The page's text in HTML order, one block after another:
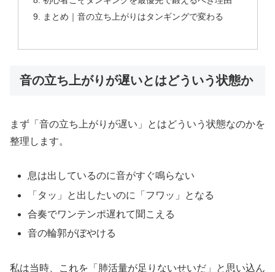
まとめ｜音の立ち上がりはタンギングで変わる
音の立ち上がりが遅いとはどういう状態か
まず「音の立ち上がりが遅い」とはどういう状態なのかを
整理します。
息は出しているのに音がすぐ鳴らない
「タッ」と出したいのに「フワッ」となる
合奏でワンテンポ遅れて聞こえる
音の輪郭がぼやける
私は当時、これを「肺活量が足りないせいだ」と思い込ん